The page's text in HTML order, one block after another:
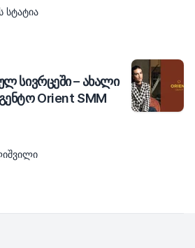
ᲡᲢᲐᲢᲘᲐ
სივრცეში – ახალი
Orient SMM